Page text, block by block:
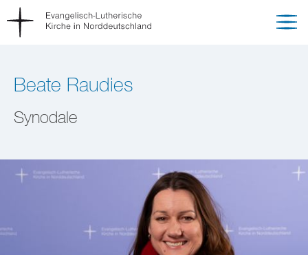
Beate Raudies
Synodale